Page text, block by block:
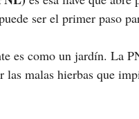
ser el primer paso
es como un jardín. La
malas hierbas que